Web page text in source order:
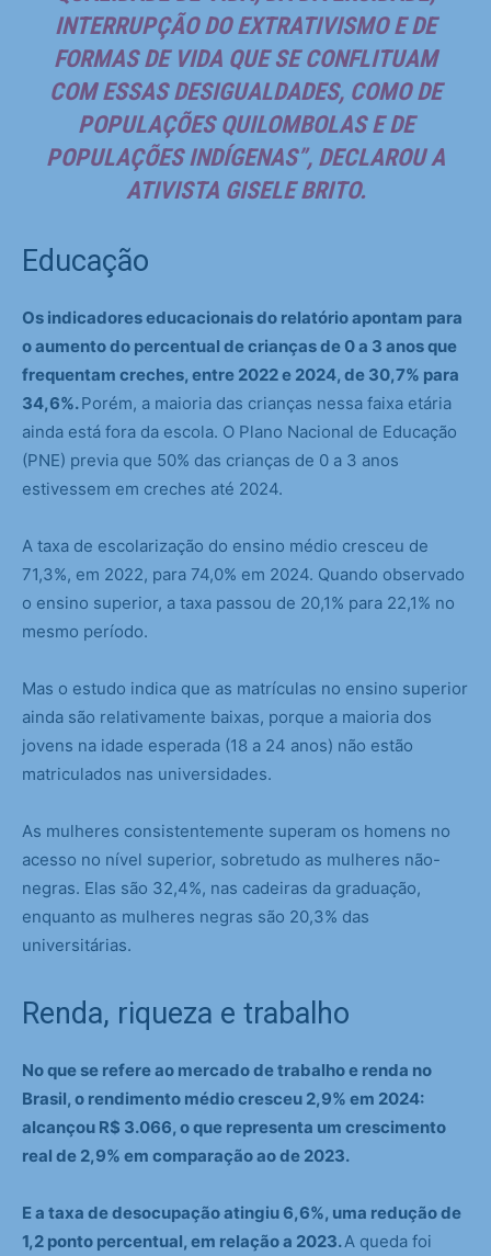
INTERRUPÇÃO DO EXTRATIVISMO E DE
FORMAS DE VIDA QUE SE CONFLITUAM
COM ESSAS DESIGUALDADES, COMO DE
POPULAÇÕES QUILOMBOLAS E DE
POPULAÇÕES INDÍGENAS”, DECLAROU A
ATIVISTA GISELE BRITO.
Educação
Os indicadores educacionais do relatório apontam para
o aumento do percentual de crianças de 0 a 3 anos que
frequentam creches, entre 2022 e 2024, de 30,7% para
34,6%.Porém, a maioria das crianças nessa faixa etária
ainda está fora da escola. O Plano Nacional de Educação
(PNE) previa que 50% das crianças de 0 a 3 anos
estivessem em creches até 2024.
A taxa de escolarização do ensino médio cresceu de
71,3%, em 2022, para 74,0% em 2024. Quando observado
o ensino superior, a taxa passou de 20,1% para 22,1% no
mesmo período.
Mas o estudo indica que as matrículas no ensino superior
ainda são relativamente baixas, porque a maioria dos
jovens na idade esperada (18 a 24 anos) não estão
matriculados nas universidades.
As mulheres consistentemente superam os homens no
acesso no nível superior, sobretudo as mulheres não-
negras. Elas são 32,4%, nas cadeiras da graduação,
enquanto as mulheres negras são 20,3% das
universitárias.
Renda, riqueza e trabalho
No que se refere ao mercado de trabalho e renda no
Brasil, o rendimento médio cresceu 2,9% em 2024:
alcançou R$ 3.066, o que representa um crescimento
real de 2,9% em comparação ao de 2023.
E a taxa de desocupação atingiu 6,6%, uma redução de
1,2 ponto percentual, em relação a 2023.A queda foi